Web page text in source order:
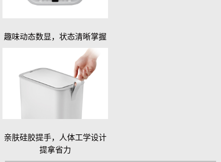
趣味动态数显，状态清晰掌握
亲肤硅胶提手，人体工学设计
提拿省力